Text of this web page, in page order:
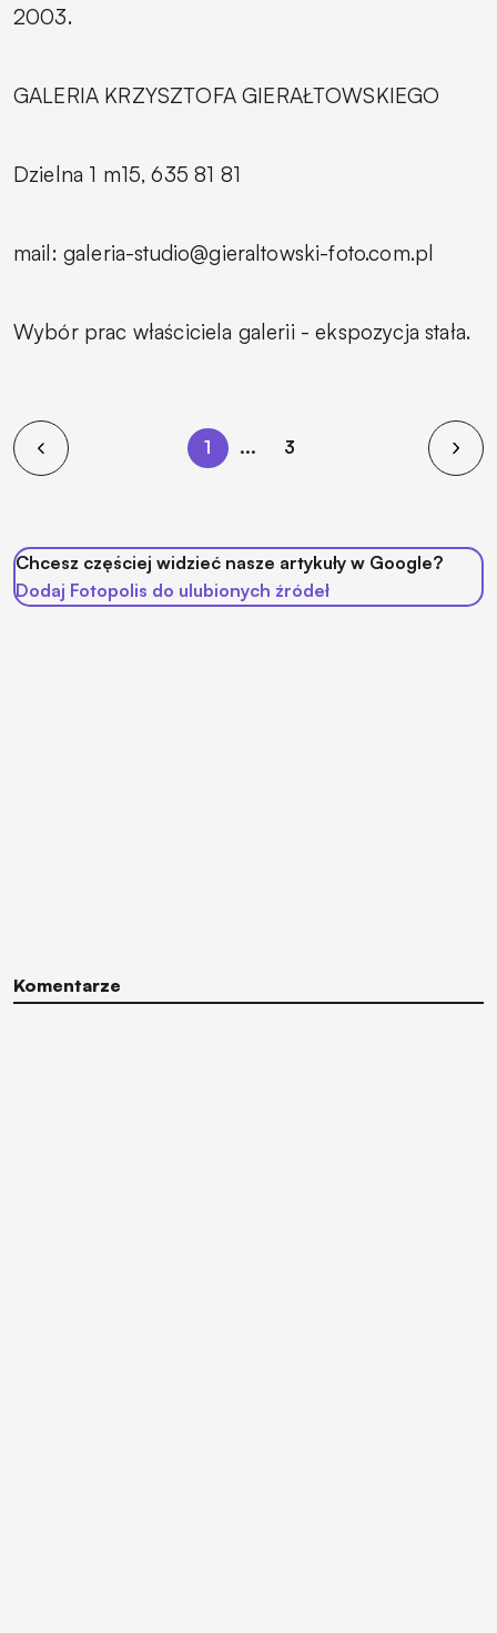
2003.
GALERIA KRZYSZTOFA GIERAŁTOWSKIEGO
Dzielna 1 m15, 635 81 81
mail: galeria-studio@gieraltowski-foto.com.pl
Wybór prac właściciela galerii - ekspozycja stała.
1 ... 3
Chcesz częściej widzieć nasze artykuły w Google?
Dodaj Fotopolis do ulubionych źródeł
Komentarze